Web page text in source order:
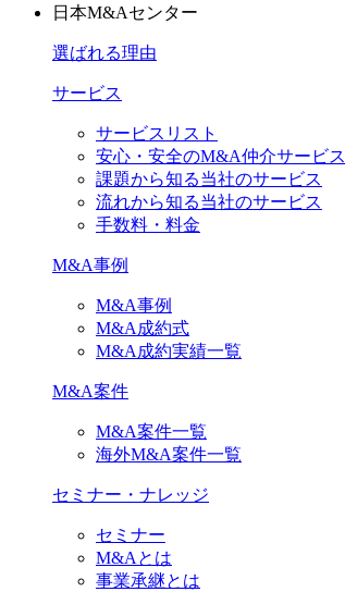
日本M&Aセンター
選ばれる理由
サービス
サービスリスト
安心・安全のM&A仲介サービス
課題から知る当社のサービス
流れから知る当社のサービス
手数料・料金
M&A事例
M&A事例
M&A成約式
M&A成約実績一覧
M&A案件
M&A案件一覧
海外M&A案件一覧
セミナー・ナレッジ
セミナー
M&Aとは
事業承継とは